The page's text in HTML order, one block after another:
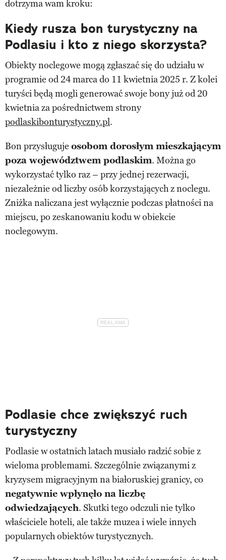
dotrzyma wam kroku:
Kiedy rusza bon turystyczny na
Podlasiu i kto z niego skorzysta?
Obiekty noclegowe mogą zgłaszać się do udziału w
programie od 24 marca do 11 kwietnia 2025 r. Z kolei
turyści będą mogli generować swoje bony już od 20
kwietnia za pośrednictwem strony
podlaskibonturystyczny.pl.
Bon przysługuje osobom dorosłym mieszkającym
poza województwem podlaskim. Można go
wykorzystać tylko raz – przy jednej rezerwacji,
niezależnie od liczby osób korzystających z noclegu.
Zniżka naliczana jest wyłącznie podczas płatności na
miejscu, po zeskanowaniu kodu w obiekcie
noclegowym.
Podlasie chce zwiększyć ruch
turystyczny
Podlasie w ostatnich latach musiało radzić sobie z
wieloma problemami. Szczególnie związanymi z
kryzysem migracyjnym na białoruskiej granicy, co
negatywnie wpłynęło na liczbę
odwiedzających. Skutki tego odczuli nie tylko
właściciele hoteli, ale także muzea i wiele innych
popularnych obiektów turystycznych.